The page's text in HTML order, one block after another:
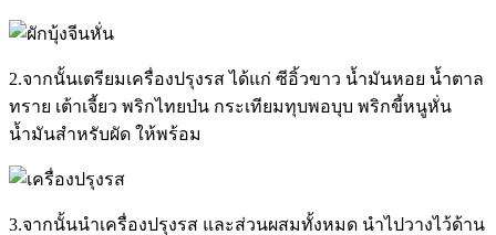
2.จากนั้นเตรียมเครื่องปรุงรส ได้แก่ ซีอิ้วขาว น้ำมันหอย น้ำตาล
ทราย เต้าเจี้ยว พริกไทยป่น กระเทียมทุบพอบุบ พริกขี้หนูหั่น
น้ำมันสำหรับผัด ให้พร้อม
3.จากนั้นนำเครื่องปรุงรส และส่วนผสมทั้งหมด นำไปวางไว้ด้าน